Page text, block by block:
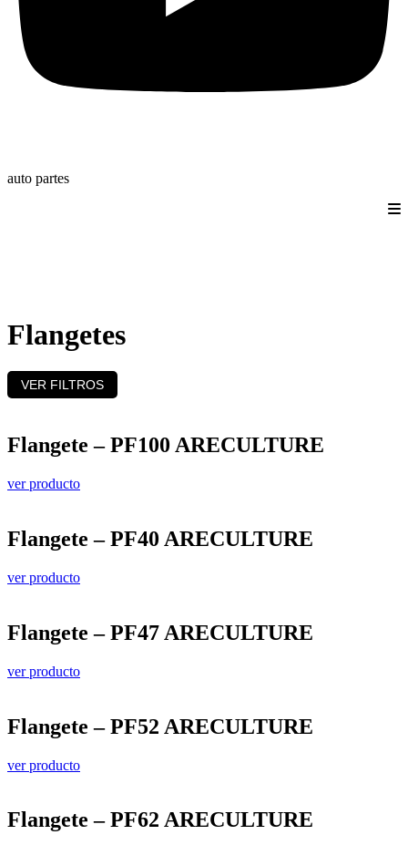
auto partes
Flangetes
VER FILTROS
Flangete – PF100 ARECULTURE
ver producto
Flangete – PF40 ARECULTURE
ver producto
Flangete – PF47 ARECULTURE
ver producto
Flangete – PF52 ARECULTURE
ver producto
Flangete – PF62 ARECULTURE